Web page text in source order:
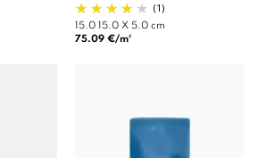
(1)
15.0 15.0 X 5.0 cm
75.09 €/m²